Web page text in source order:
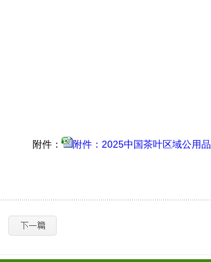
附件 ： 附件：2025中国茶叶区域公用